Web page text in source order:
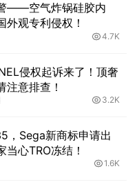
——空气炸锅硅胶内
外观专利侵权！
4.7K
侵权起诉来了！顶奢
注意排查！
3.2K
，Sega新商标申请出
当心TRO冻结！
1.6K